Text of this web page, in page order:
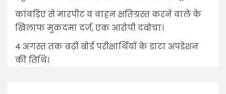
कांवड़िए से मारपीट व वाहन क्षतिग्रस्त करने वाले के
खिलाफ मुकदमा दर्ज, एक आरोपी दबोचा।
4 अगस्त तक बढ़ी बोर्ड परीक्षार्थियों के डाटा अपडेशन
की तिथि।